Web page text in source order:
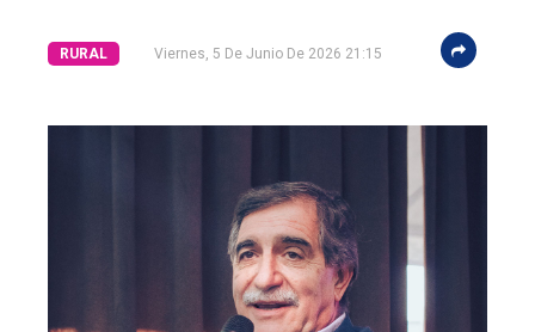
RURAL Viernes, 5 De Junio De 2026 21:15